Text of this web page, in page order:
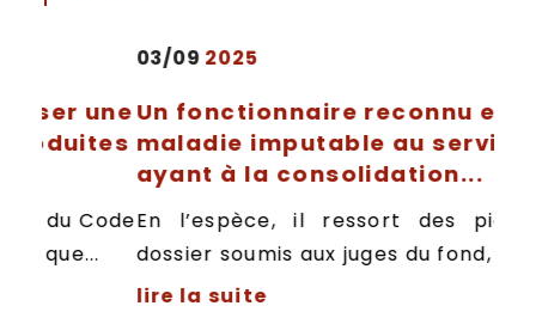
une
Code
03/092025
Un fonctionnaire reconnu en
maladie imputable au service
ayant à la consolidation...
En l’espèce, il ressort des pièces du
dossier soumis aux juges du fond, d'une...
lire la suite